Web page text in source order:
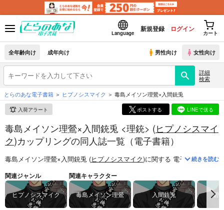
Language
新規登録 ログイン
カート
全年齢向け 成年向け 男性向け 女性向け
詳細
検索
とらのあな電子書籍
ヒプノシスマイク 毒島メイソン理鶯×入間銃兎
入荷アラート ポストする LINEで送る
毒島メイソン理鶯×入間銃兎 <理銃> (ヒプノシスマイ
ク)カップリングの同人誌一覧（電子書籍）
毒島メイソン理鶯×入間銃兎 (ヒプノシスマイク)に関する 電子書籍は、4
続きを読む
関連ジャンル
ヒプノシスマイク
関連キャラクター
毒島メイソン理鶯 入間銃兎 碧